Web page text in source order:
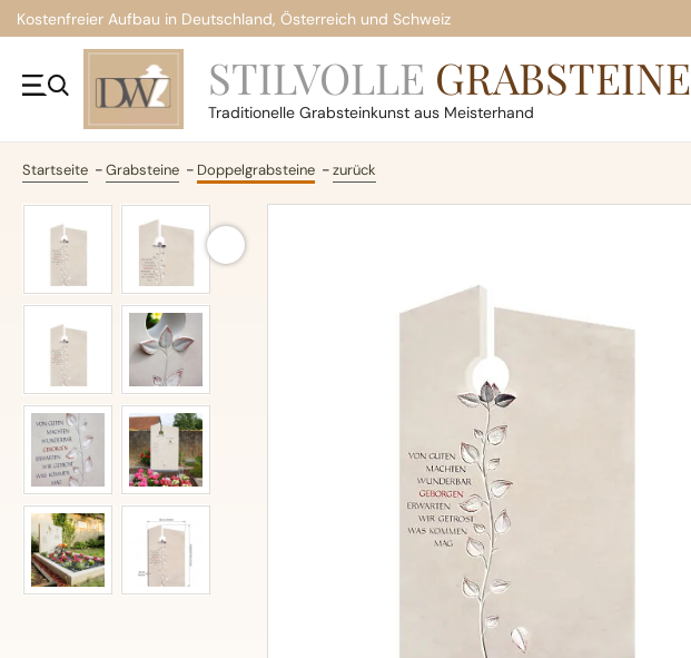
Kostenfreier Aufbau in Deutschland, Österreich und Schweiz
STILVOLLE GRABSTEINE
Traditionelle Grabsteinkunst aus Meisterhand
Startseite Grabsteine Doppelgrabsteine zurück